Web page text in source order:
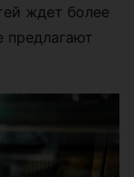
ждет более
предлагают